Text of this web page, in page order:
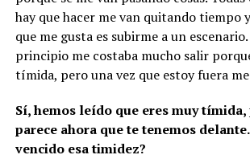
hay que hacer me van quitando tiempo
que me gusta es subirme a un
principio me costaba mucho salir
tímida, pero una vez que estoy fuera
Sí, hemos leído que eres muy
parece ahora que te tenemos
vencido esa timidez?